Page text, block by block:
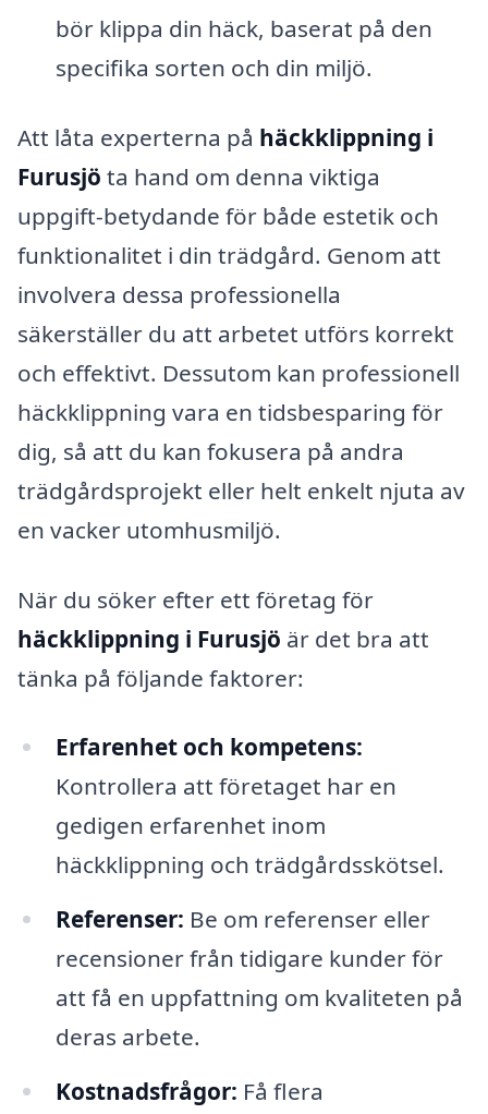
bör klippa din häck, baserat på den
specifika sorten och din miljö.
Att låta experterna på häckklippning i
Furusjö ta hand om denna viktiga
uppgift-betydande för både estetik och
funktionalitet i din trädgård. Genom att
involvera dessa professionella
säkerställer du att arbetet utförs korrekt
och effektivt. Dessutom kan professionell
häckklippning vara en tidsbesparing för
dig, så att du kan fokusera på andra
trädgårdsprojekt eller helt enkelt njuta av
en vacker utomhusmiljö.
När du söker efter ett företag för
häckklippning i Furusjö är det bra att
tänka på följande faktorer:
Erfarenhet och kompetens:
Kontrollera att företaget har en
gedigen erfarenhet inom
häckklippning och trädgårdsskötsel.
Referenser: Be om referenser eller
recensioner från tidigare kunder för
att få en uppfattning om kvaliteten på
deras arbete.
Kostnadsfrågor: Få flera